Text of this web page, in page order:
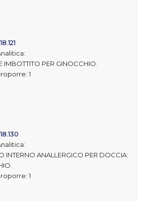
IMBOTTITO PER GINOCCHIO.
1
INTERNO ANALLERGICO PER DOCCIA:
1